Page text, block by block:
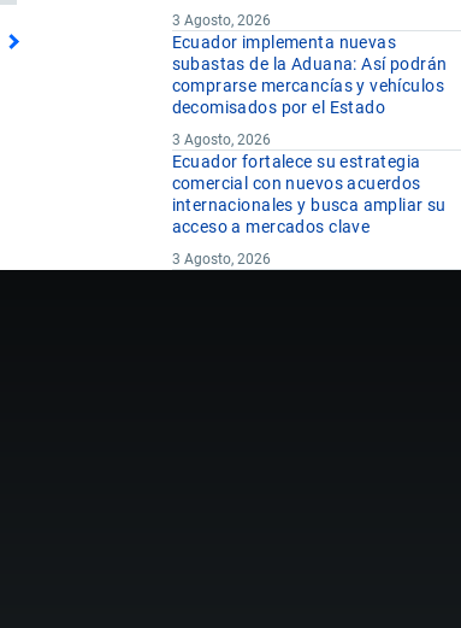
3 Agosto, 2026
Ecuador implementa nuevas
subastas de la Aduana: Así podrán
comprarse mercancías y vehículos
decomisados por el Estado
3 Agosto, 2026
Ecuador fortalece su estrategia
comercial con nuevos acuerdos
internacionales y busca ampliar su
acceso a mercados clave
3 Agosto, 2026